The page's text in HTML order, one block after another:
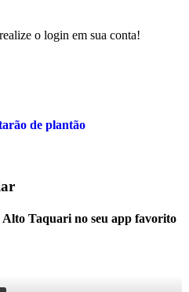
o login em sua conta!
de plantão
Alto Taquari no seu app favorito